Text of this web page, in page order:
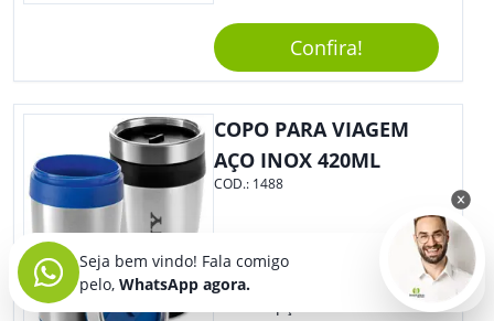
Anotações Com Post-It E
Caneta. Elaborado A Partir De
Material Reciclado, O Brinde
Também É Prático, Tornando-
Se Assim Excelente Para Uso
Cotidiano. Perfeito, Não É?!
Confira!
COPO PARA VIAGEM
AÇO INOX 420ML
COD.: 1488
Copo É Um Brinde Ideal Para
Pessoas Práticas E Modernas.
Ótima Opção Para Levar Sua
Seja bem vindo! Fala comigo
pelo, WhatsApp agora.